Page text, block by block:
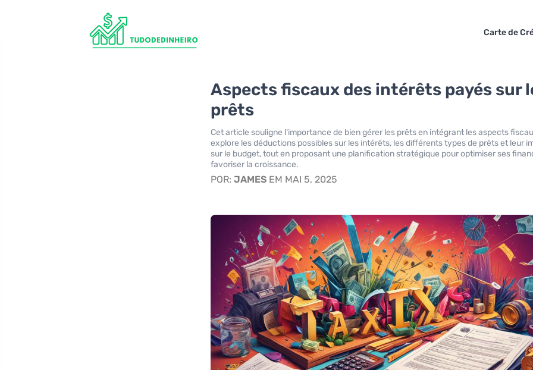
Carte de
Aspects fiscaux des intérêts payés sur
prêts
Cet article souligne l'importance de bien gérer les prêts en intégrant les aspects
explore les déductions possibles sur les intérêts, les différents types de prêts et leur
sur le budget, tout en proposant une planification stratégique pour optimiser ses
favoriser la croissance.
POR:JAMES EM MAI 5, 2025